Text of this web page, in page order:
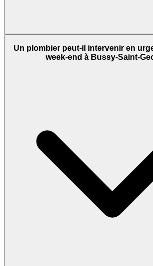
Un plombier peut-il intervenir en
week-end à Bussy-Saint-